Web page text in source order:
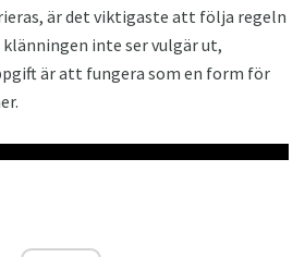
är det viktigaste att följa regeln
inte ser vulgär ut,
är att fungera som en form för